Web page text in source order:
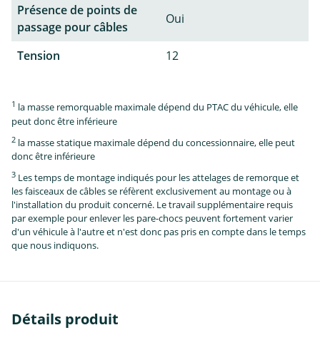
Présence de points de
passage pour câbles
Oui
Tension 12
1 la masse remorquable maximale dépend du PTAC du véhicule, elle
peut donc être inférieure
2 la masse statique maximale dépend du concessionnaire, elle peut
donc être inférieure
3 Les temps de montage indiqués pour les attelages de remorque et
les faisceaux de câbles se réfèrent exclusivement au montage ou à
l'installation du produit concerné. Le travail supplémentaire requis
par exemple pour enlever les pare-chocs peuvent fortement varier
d'un véhicule à l'autre et n'est donc pas pris en compte dans le temps
que nous indiquons.
Détails produit